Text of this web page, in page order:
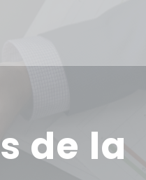
de la